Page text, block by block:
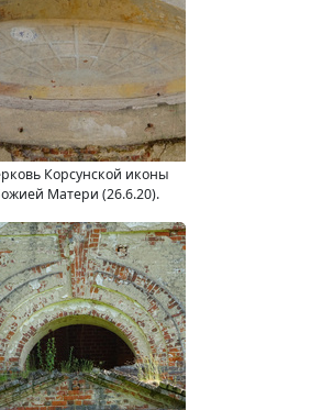
Корсунской иконы
Матери (26.6.20).